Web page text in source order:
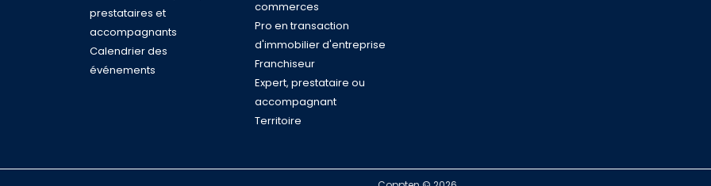
prestataires et
accompagnants
Calendrier des
événements
commerces
Pro en transaction
d'immobilier d'entreprise
Franchiseur
Expert, prestataire ou
accompagnant
Territoire